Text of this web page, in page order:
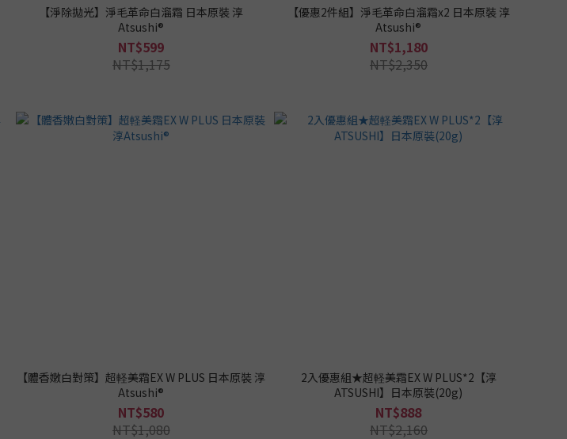
【淨除拋光】淨毛革命白溜霜 日本原裝 淳
Atsushi®
NT$599
NT$1,175
【優惠2件組】淨毛革命白溜霜x2 日本原裝 淳
Atsushi®
NT$1,180
NT$2,350
【體香嫩白對策】超軽美霜EX W PLUS 日本原裝 淳
Atsushi®
NT$580
NT$1,080
2入優惠組★超軽美霜EX W PLUS*2【淳
ATSUSHI】日本原裝(20g)
NT$888
NT$2,160